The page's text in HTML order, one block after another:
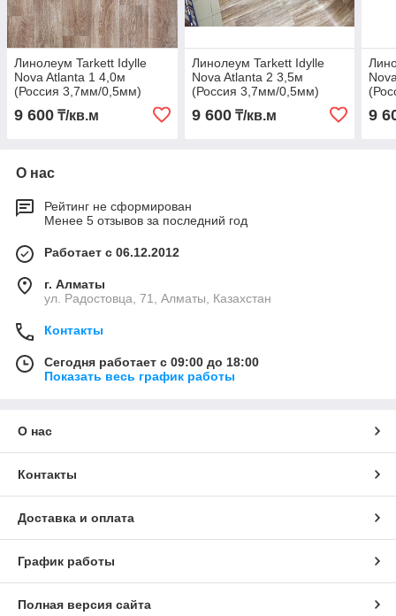
Линолеум Tarkett Idylle
Nova Atlanta 1 4,0м
(Россия 3,7мм/0,5мм)
9 600 ₸/кв.м
Линолеум Tarkett Idylle
Nova Atlanta 2 3,5м
(Россия 3,7мм/0,5мм)
9 600₸/кв.м 9
О нас
Рейтинг не сформирован
Менее 5 отзывов за последний год
Работает с 06.12.2012
г. Алматы
ул. Радостовца, 71, Алматы, Казахстан
Контакты
Сегодня работает с 09:00 до 18:00
Показать весь график работы
О нас
Контакты
Доставка и оплата
График работы
Полная версия сайта